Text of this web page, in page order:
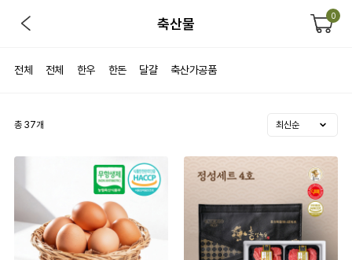
축산물 0
전체 전체 한우 한돈 달걀 축산가공품
총 37개